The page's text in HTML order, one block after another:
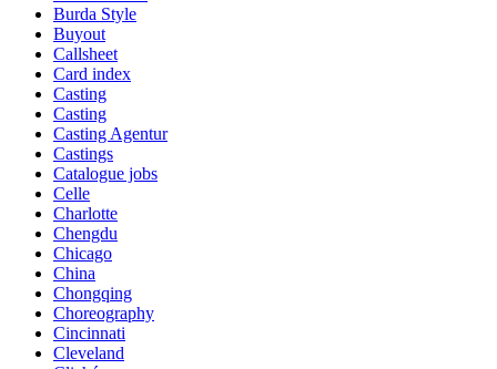
Burda Style
Buyout
Callsheet
Card index
Casting
Casting
Casting Agentur
Castings
Catalogue jobs
Celle
Charlotte
Chengdu
Chicago
China
Chongqing
Choreography
Cincinnati
Cleveland